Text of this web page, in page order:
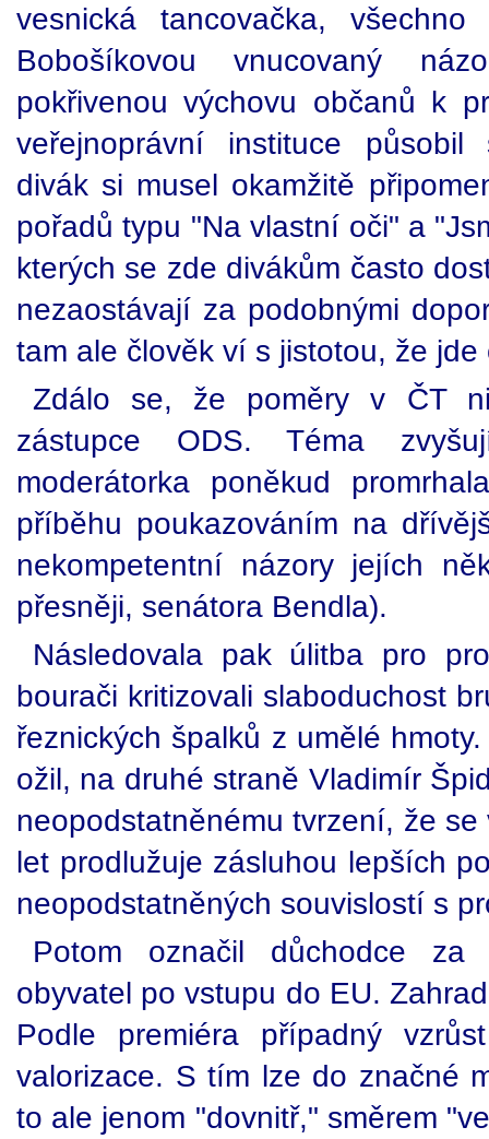
vesnická tancovačka,
Bobošíkovou vnucovaný
pokřivenou výchovu občanů k
veřejnoprávní instituce
divák si musel okamžitě
pořadů typu "Na vlastní oči" a
kterých se zde divákům často
nezaostávají za podobnými
tam ale člověk ví s jistotou, že jde
Zdálo se, že poměry v ČT
zástupce ODS. Téma
moderátorka poněkud
příběhu poukazováním na
nekompetentní názory jejích
přesněji, senátora Bendla).
Následovala pak úlitba pro
bourači kritizovali slaboduchost
řeznických špalků z umělé
ožil, na druhé straně Vladimír
neopodstatněnému tvrzení, že
let prodlužuje zásluhou lepších
neopodstatněných souvislostí s
Potom označil důchodce za
obyvatel po vstupu do EU.
Podle premiéra případný
valorizace. S tím lze do značné
to ale jenom "dovnitř," směrem